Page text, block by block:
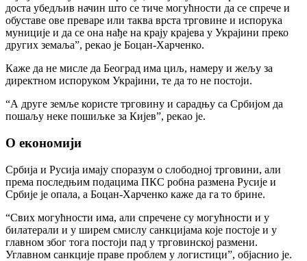
доста убедљив начин што се тиче могућности да се спрече и
обуставе ове преваре или таква врста трговине и испорука
муниције и да се она нађе на крају крајева у Украјини преко
других земаља”, рекао је Боцан-Харченко.
Каже да не мисле да Београд има циљ, намеру и жељу за
директном испоруком Украјини, те да то не постоји.
“А друге земље користе трговину и сарадњу са Србијом да
пошаљу неке пошиљке за Кијев”, рекао је.
О економији
Србија и Русија имају споразум о слободној трговини, али
према последњим подацима ПКС робна размена Русије и
Србије је опала, а Боцан-Харченко каже да га то брине.
“Свих могућности има, али спречене су могућности и у
билатерали и у ширем смислу санкцијама које постоје и у
главном због тога постоји пад у трговинској размени.
Углавном санкције праве проблем у логистици”, објаснио је.